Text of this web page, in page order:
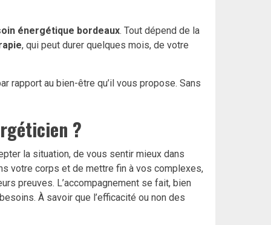
énergétique bordeaux. Tout dépend de la
, qui peut durer quelques mois, de votre
rapport au bien-être qu’il vous propose. Sans
?
la situation, de vous sentir mieux dans
votre corps et de mettre fin à vos complexes,
preuves. L’accompagnement se fait, bien
À savoir que l’efficacité ou non des